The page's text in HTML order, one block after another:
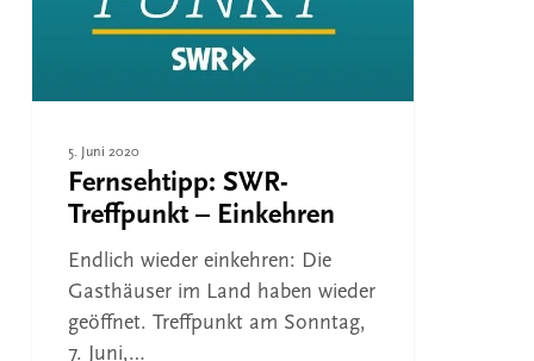
5. Juni 2020
Fernsehtipp: SWR-
Treffpunkt – Einkehren
Endlich wieder einkehren: Die
Gasthäuser im Land haben wieder
geöffnet. Treffpunkt am Sonntag,
7. Juni,…